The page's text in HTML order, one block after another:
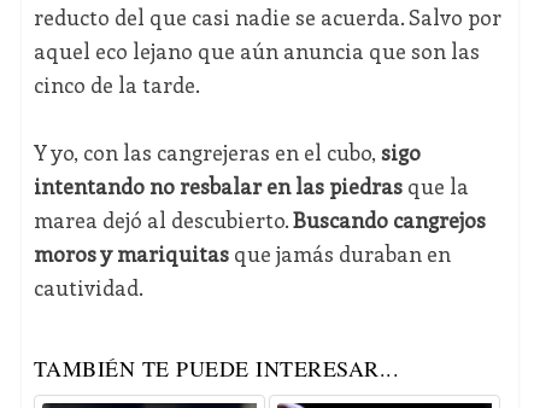
reducto del que casi nadie se acuerda. Salvo por
aquel eco lejano que aún anuncia que son las
cinco de la tarde.
Y yo, con las cangrejeras en el cubo, sigo
intentando no resbalar en las piedrasque la
marea dejó al descubierto.Buscando cangrejos
moros y mariquitasque jamás duraban en
cautividad.
TAMBIÉN TE PUEDE INTERESAR...